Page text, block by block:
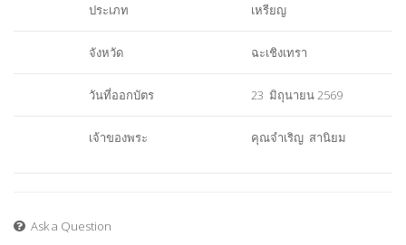
ประเภท เหรียญ
จังหวัด ฉะเชิงเทรา
วันที่ออกบัตร 23 มิถุนายน 2569
เจ้าของพระ คุณจำเริญ สานิยม
Ask a Question